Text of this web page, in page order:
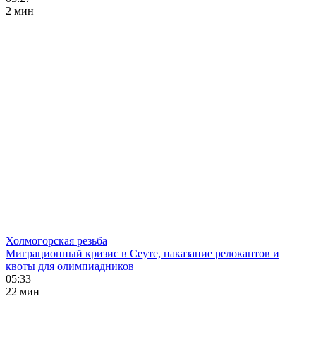
2 мин
Холмогорская резьба
Миграционный кризис в Сеуте, наказание релокантов и
квоты для олимпиадников
05:33
22 мин